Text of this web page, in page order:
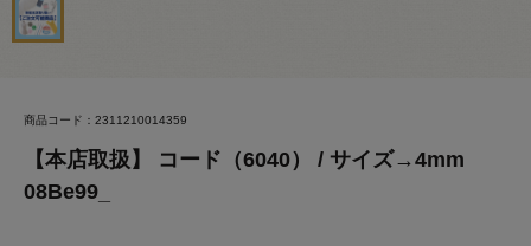
商品コード：2311210014359
【本店取扱】 コード（6040） / サイズ→4mm
08Be99_